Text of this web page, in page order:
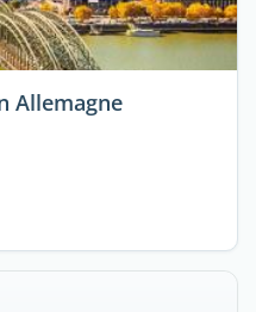
Allemagne